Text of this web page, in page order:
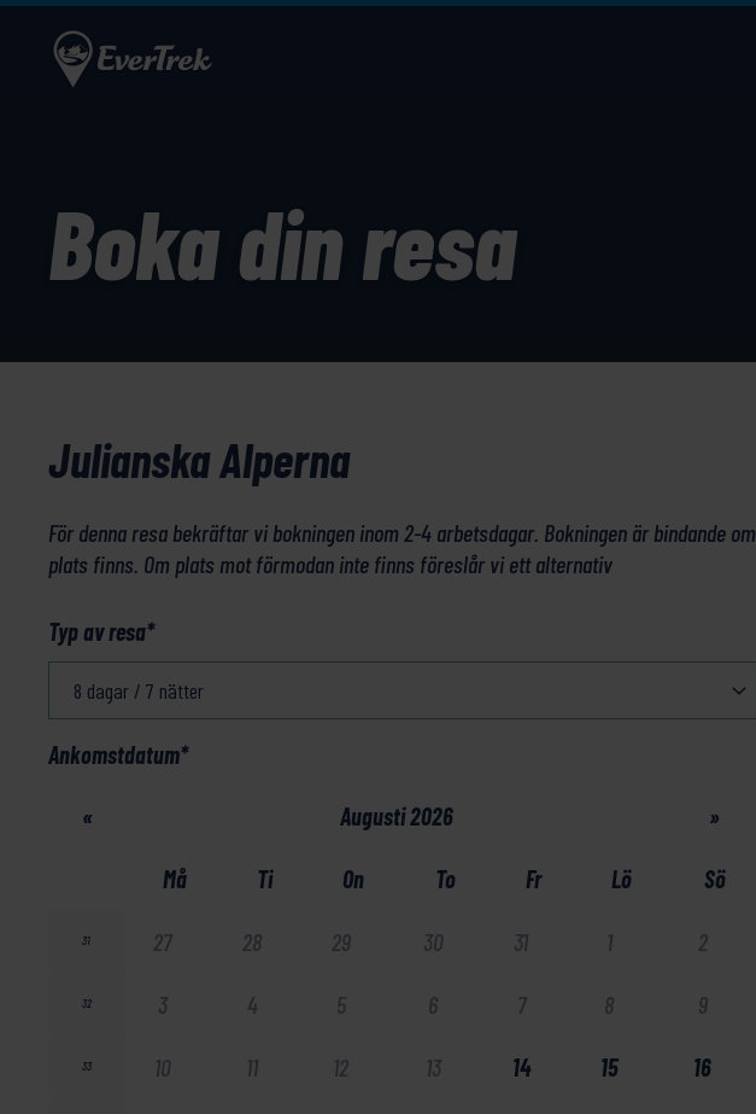
Boka din resa
Julianska Alperna
För denna resa bekräftar vi bokningen inom 2-4 arbetsdagar. Bokningen är bindande om
plats finns. Om plats mot förmodan inte finns föreslår vi ett alternativ
Typ av resa*
Ankomstdatum*
« Augusti 2026 »
Må Ti On To Fr Lö Sö
31 27 28 29 30 31 1 2
32 3 4 5 6 7 8 9
33 10 11 12 13 14 15 16